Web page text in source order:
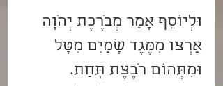
וּלְיוֹסֵף אָמַר מְבֹרֶכֶת יְהֹוָה
אַרְצוֹ מִמֶּגֶד שָׁמַיִם מִטָּל
וּמִתְּהוֹם רֹבֶצֶת תָּחַת.